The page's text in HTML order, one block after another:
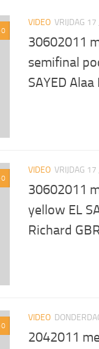
0
VIDEO VRIJDAG
30602011
semifinal
SAYED
0
VIDEO VRIJDAG
30602011
yellow EL
Richard
0
VIDEO
2042011